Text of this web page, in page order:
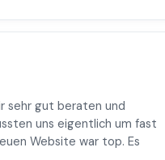
sehr gut beraten und
uns eigentlich um fast
Website war top. Es